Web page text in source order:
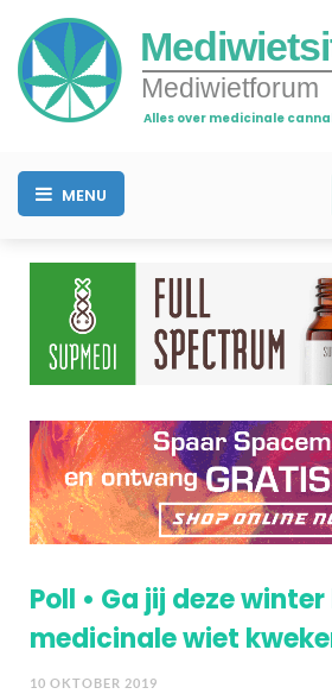
Mediwietforum
Alles over medicinale
MENU
Poll • Ga jij deze
medicinale wiet
10 OKTOBER 2019